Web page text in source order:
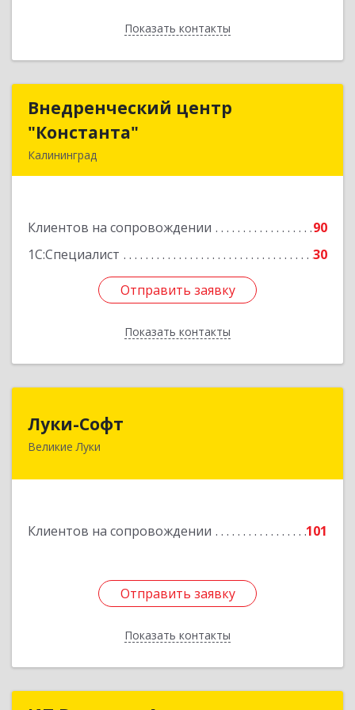
Показать контакты
Назад
Внедренческий центр
"Константа"
Калининград
Клиентов на сопровождении
90
1С:Специалист
30
Отправить заявку
Показать контакты
Внедренческий центр
Подробнее
Отправить заявку
Назад
Луки-Софт
Великие Луки
Клиентов на сопровождении 101
Отправить заявку
Показать контакты
182113, Псковская обл, Великие Луки г,
Отправить заявку
Назад